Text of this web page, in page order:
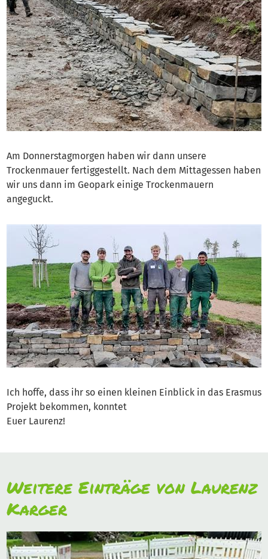
Am Donnerstagmorgen haben wir dann unsere
Trockenmauer fertiggestellt. Nach dem Mittagessen haben
wir uns dann im Geopark einige Trockenmauern
angeguckt.
Ich hoffe, dass ihr so einen kleinen Einblick in das Erasmus
Projekt bekommen, konntet
Euer Laurenz!
Weitere Einträge von Laurenz
Karger